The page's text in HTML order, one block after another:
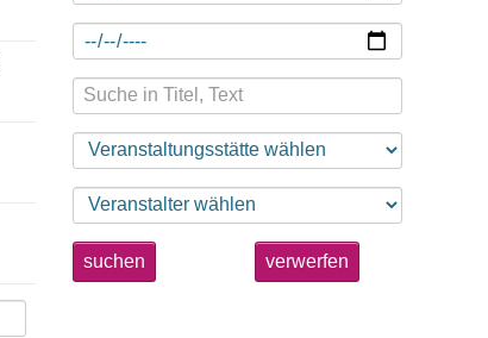
suchen verwerfen